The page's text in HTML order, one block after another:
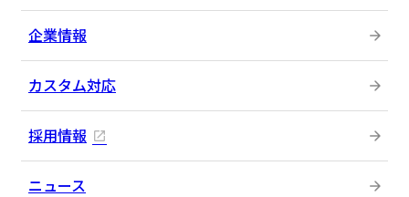
企業情報
カスタム対応
採用情報
ニュース